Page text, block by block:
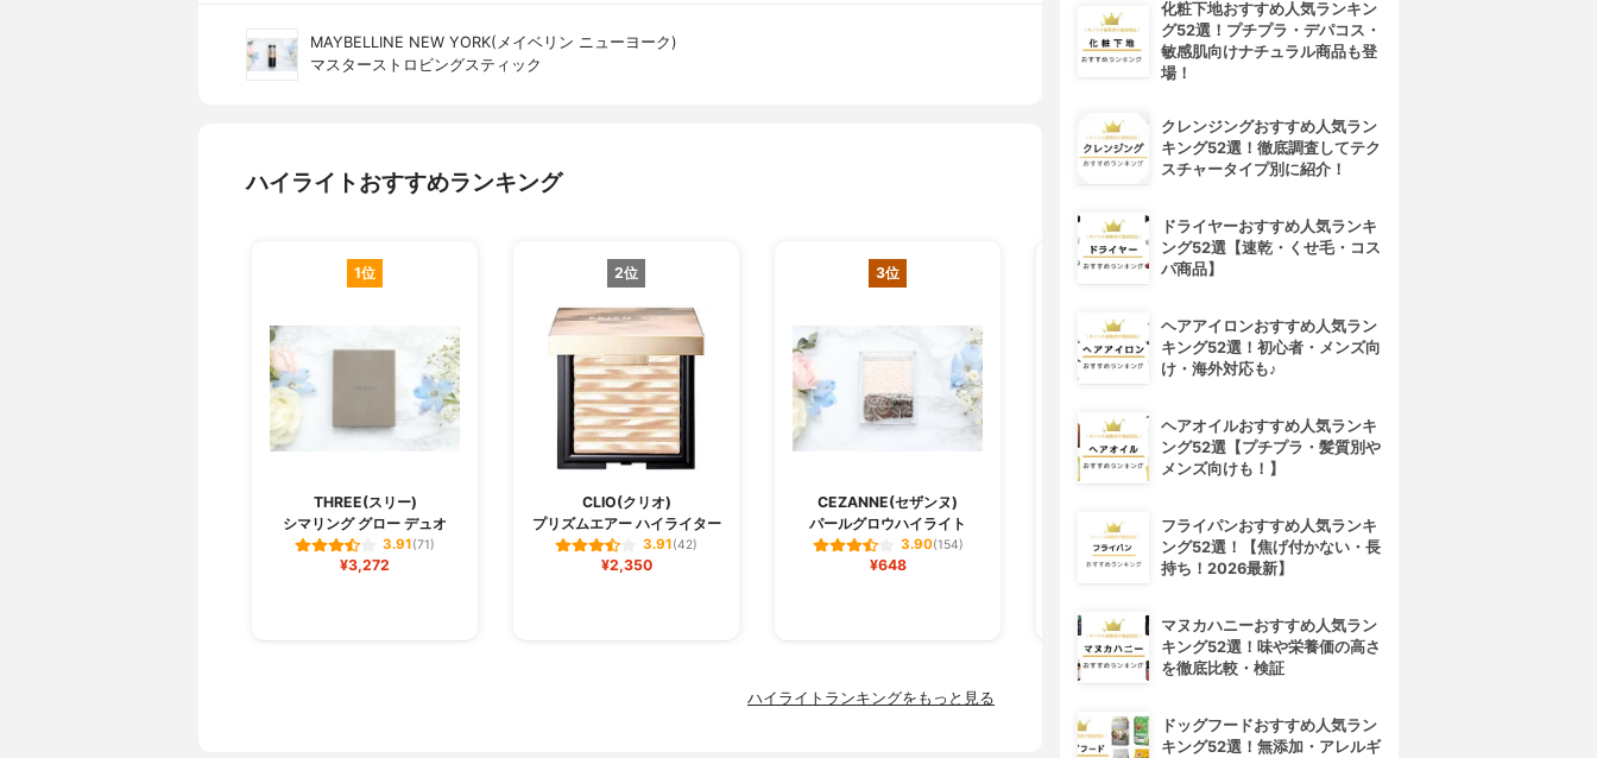
MAYBELLINE NEW YORK(メイベリン ニューヨーク)
マスターストロビングスティック
ハイライトおすすめランキング
1位
THREE(スリー)
シマリング グロー デュオ
3.91(71)
¥3,272
2位
CLIO(クリオ)
プリズムエアー ハイライター
3.91(42)
¥2,350
3位
CEZANNE(セザンヌ)
パールグロウハイライト
3.90(154)
¥648
4位
ミネラライズ スキンフィニッ
シュ
3.90 (64)
マットラディアンス ベイクド
ハイライトランキングをもっと見る
化粧下地おすすめ人気ランキン
グ52選！プチプラ・デパコス・
敏感肌向けナチュラル商品も登
場！
クレンジングおすすめ人気ラン
キング52選！徹底調査してテク
スチャータイプ別に紹介！
ドライヤーおすすめ人気ランキ
ング52選【速乾・くせ毛・コス
パ商品】
ヘアアイロンおすすめ人気ラン
キング52選！初心者・メンズ向
け・海外対応も♪
ヘアオイルおすすめ人気ランキ
ング52選【プチプラ・髪質別や
メンズ向けも！】
フライパンおすすめ人気ランキ
ング52選！【焦げ付かない・長
持ち！2026最新】
マヌカハニーおすすめ人気ラン
キング52選！味や栄養価の高さ
を徹底比較・検証
ドッグフードおすすめ人気ラン
キング52選！無添加・アレルギ